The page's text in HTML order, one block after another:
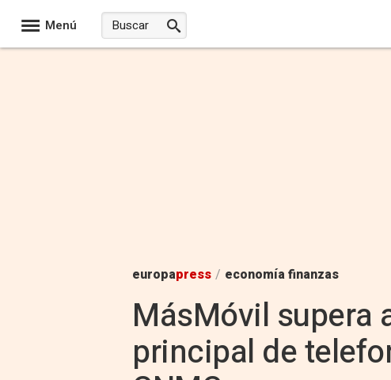
Menú
europapress / economía finanzas
MásMóvil supera
principal de